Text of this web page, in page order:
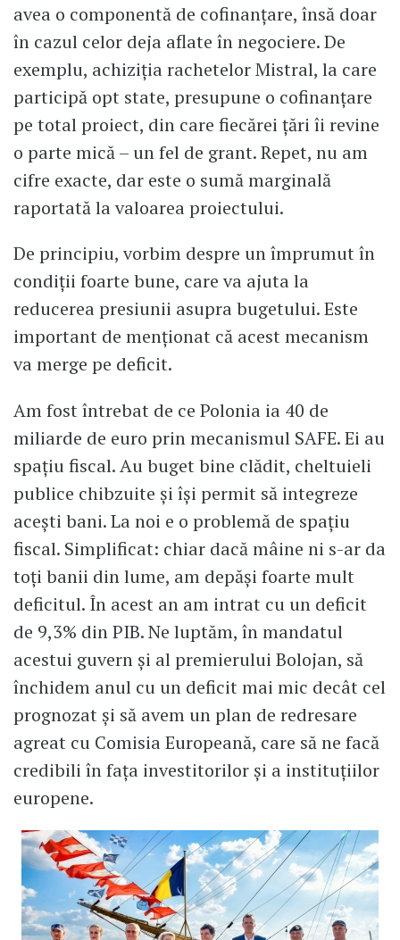
avea o componentă de cofinanțare, însă doar
în cazul celor deja aflate în negociere. De
exemplu, achiziția rachetelor Mistral, la care
participă opt state, presupune o cofinanțare
pe total proiect, din care fiecărei țări îi revine
o parte mică – un fel de grant. Repet, nu am
cifre exacte, dar este o sumă marginală
raportată la valoarea proiectului.
De principiu, vorbim despre un împrumut în
condiții foarte bune, care va ajuta la
reducerea presiunii asupra bugetului. Este
important de menționat că acest mecanism
va merge pe deficit.
Am fost întrebat de ce Polonia ia 40 de
miliarde de euro prin mecanismul SAFE. Ei au
spațiu fiscal. Au buget bine clădit, cheltuieli
publice chibzuite și își permit să integreze
acești bani. La noi e o problemă de spațiu
fiscal. Simplificat: chiar dacă mâine ni s-ar da
toți banii din lume, am depăși foarte mult
deficitul. În acest an am intrat cu un deficit
de 9,3% din PIB. Ne luptăm, în mandatul
acestui guvern și al premierului Bolojan, să
închidem anul cu un deficit mai mic decât cel
prognozat și să avem un plan de redresare
agreat cu Comisia Europeană, care să ne facă
credibili în fața investitorilor și a instituțiilor
europene.